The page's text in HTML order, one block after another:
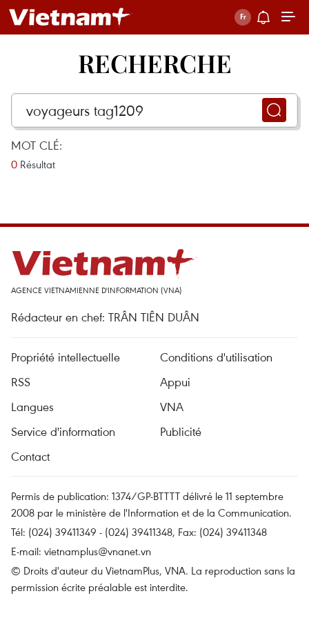
RECHERCHE
MOT CLÉ:
0 Résultat
AGENCE VIETNAMIENNE D'INFORMATION (VNA)
Rédacteur en chef: TRÂN TIÊN DUÂN
Propriété intellectuelle
Conditions d'utilisation
RSS
Appui
Langues
VNA
Service d'information
Publicité
Contact
Permis de publication: 1374/GP-BTTTT délivré le 11 septembre
2008 par le ministère de l'Information et de la Communication.
Tél: (024) 39411349 - (024) 39411348, Fax: (024) 39411348
E-mail: vietnamplus@vnanet.vn
© Droits d'auteur du VietnamPlus, VNA. La reproduction sans la
permission écrite préalable est interdite.